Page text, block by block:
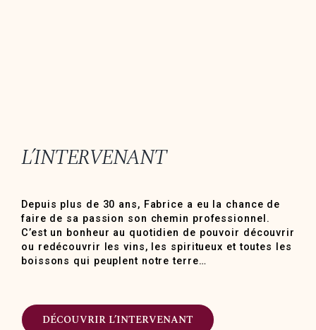
L’INTERVENANT
Depuis plus de 30 ans, Fabrice a eu la chance de
faire de sa passion son chemin professionnel.
C’est un bonheur au quotidien de pouvoir découvrir
ou redécouvrir les vins, les spiritueux et toutes les
boissons qui peuplent notre terre…
DÉCOUVRIR L’INTERVENANT